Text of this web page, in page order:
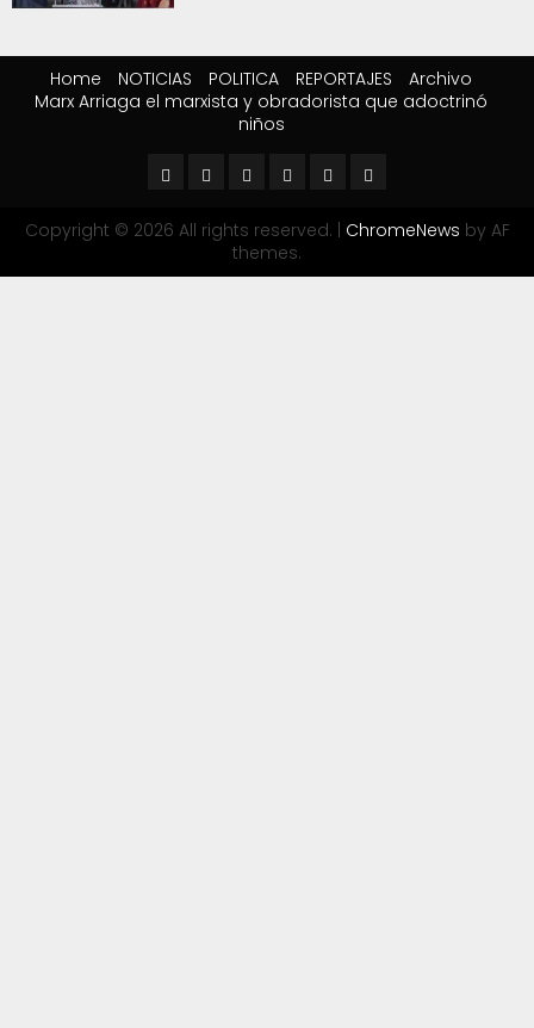
Home NOTICIAS POLITICA REPORTAJES
Archivo
Marx Arriaga el marxista y obradorista que adoctrinó
niños
Copyright © 2026 All rights reserved. | ChromeNews by AF
themes.